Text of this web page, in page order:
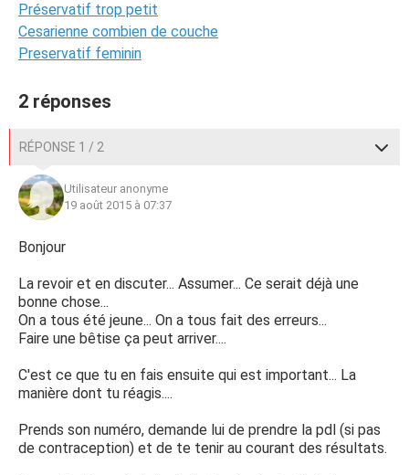
Préservatif trop petit
Cesarienne combien de couche
Preservatif feminin
2 réponses
RÉPONSE 1 / 2
Utilisateur anonyme
19 août 2015 à 07:37
Bonjour
La revoir et en discuter... Assumer... Ce serait déjà une
bonne chose...
On a tous été jeune... On a tous fait des erreurs...
Faire une bêtise ça peut arriver....
C'est ce que tu en fais ensuite qui est important... La
manière dont tu réagis....
Prends son numéro, demande lui de prendre la pdl (si pas
de contraception) et de te tenir au courant des résultats.